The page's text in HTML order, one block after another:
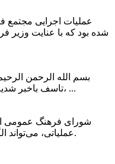
شده بود که با عنایت وزیر
بسم الله الرحمن الرحیم
تاسف باخبر شدیم هنرمند برجسته ایران و فرزند اردبیل، ...
شورای فرهنگ عمومی
عملیاتی، می‌تواند الگویی برای سایر استان‌های کشور باشد.